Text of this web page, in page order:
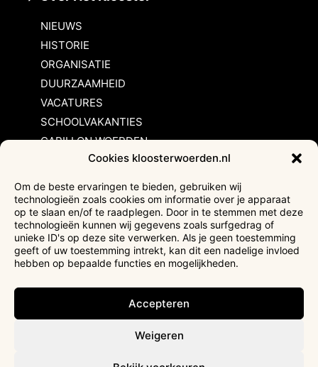
Cookies kloosterwoerden.nl
Om de beste ervaringen te bieden, gebruiken wij
technologieën zoals cookies om informatie over je apparaat
op te slaan en/of te raadplegen. Door in te stemmen met deze
technologieën kunnen wij gegevens zoals surfgedrag of
unieke ID's op deze site verwerken. Als je geen toestemming
geeft of uw toestemming intrekt, kan dit een nadelige invloed
hebben op bepaalde functies en mogelijkheden.
Accepteren
Weigeren
NIEUWS
HISTORIE
ORGANISATIE
DUURZAAMHEID
VACATURES
SCHOOLVAKANTIES
CARILLON WOERDEN
Inschrijvingsvoorwaarden
Bezoekersvoorwaarden
Huurvoorwaarden
Privacyverklaring
Ticketverkoop